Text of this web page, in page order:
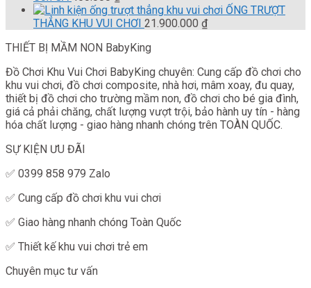
ỐNG TRƯỢT
THẲNG KHU VUI CHƠI 21.900.000 ₫
THIẾT BỊ MẦM NON BabyKing
Đồ Chơi Khu Vui Chơi BabyKing chuyên: Cung cấp đồ chơi cho
khu vui chơi, đồ chơi composite, nhà hơi, mâm xoay, đu quay,
thiết bị đồ chơi cho trường mầm non, đồ chơi cho bé gia đình,
giá cả phải chăng, chất lượng vượt trội, bảo hành uy tín - hàng
hóa chất lượng - giao hàng nhanh chóng trên TOÀN QUỐC.
SỰ KIỆN ƯU ĐÃI
✅ 0399 858 979 Zalo
✅ Cung cấp đồ chơi khu vui chơi
✅ Giao hàng nhanh chóng Toàn Quốc
✅ Thiết kế khu vui chơi trẻ em
Chuyên mục tư vấn